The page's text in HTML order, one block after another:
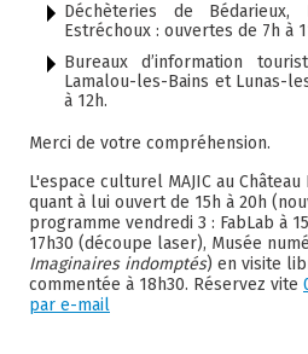
Déchèteries de
Estréchoux : ouvertes de 7h à
Bureaux d’information
Lamalou-les-Bains et Lunas-
à 12h.
Merci de votre compréhension.
L'espace culturel MAJIC au
quant à lui ouvert de 15h à 20h
programme vendredi 3 : FabLab à
17h30 (découpe laser), Musée
Imaginaires indomptés) en visite
commentée à 18h30. Réservez vite
par e-mail